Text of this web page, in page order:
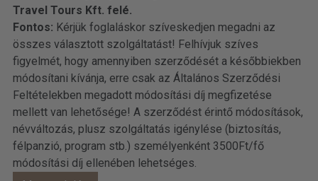
Travel Tours Kft. felé.
Fontos: Kérjük foglaláskor szíveskedjen megadni az
összes választott szolgáltatást! Felhívjuk szíves
figyelmét, hogy amennyiben szerződését a későbbiekben
módosítani kívánja, erre csak az Általános Szerződési
Feltételekben megadott módosítási díj megfizetése
mellett van lehetősége! A szerződést érintő módosítások,
névváltozás, plusz szolgáltatás igénylése (biztosítás,
félpanzió, program stb.) személyenként 3500Ft/fő
módosítási díj ellenében lehetséges.